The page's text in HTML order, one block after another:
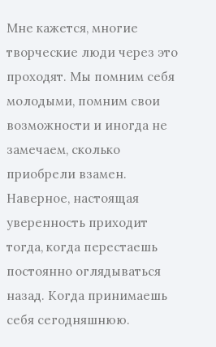
Мне кажется, многие
творческие люди через это
проходят. Мы помним себя
молодыми, помним свои
возможности и иногда не
замечаем, сколько
приобрели взамен.
Наверное, настоящая
уверенность приходит
тогда, когда перестаешь
постоянно оглядываться
назад. Когда принимаешь
себя сегодняшнюю.